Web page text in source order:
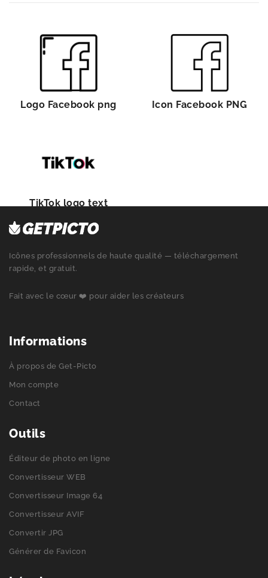
Logo Facebook png Icon Facebook PNG
TikTok logo text
Icônes professionnels de haute qualité — téléchargement
rapide, et gratuit.
Fait avec le cœur ❤️ pour aider les créateurs
Informations
À propos de Get-Picto
Mon compte
Contact
Outils
Éditeur de photo en ligne
Convertisseur WEB
Convertisseur Image 64
Convertisseur AVIF
Convertir JPG
Générer de Favicon